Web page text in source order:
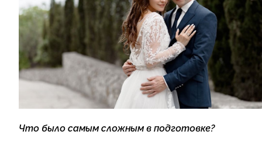
Что было самым сложным в подготовке?